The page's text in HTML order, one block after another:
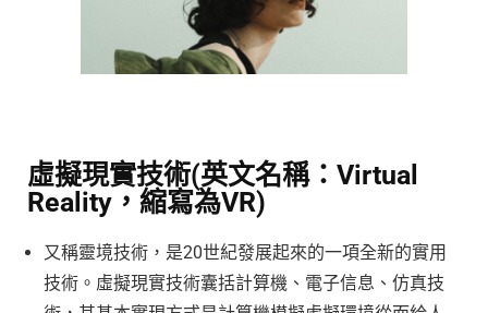
虛擬現實技術(英文名稱：Virtual
Reality，縮寫為VR)
又稱靈境技術，是20世紀發展起來的一項全新的實用
技術。虛擬現實技術囊括計算機、電子信息、仿真技